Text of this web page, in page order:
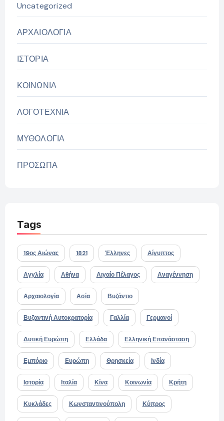
Uncategorized
ΑΡΧΑΙΟΛΟΓΙΑ
ΙΣΤΟΡΙΑ
ΚΟΙΝΩΝΙΑ
ΛΟΓΟΤΕΧΝΙΑ
ΜΥΘΟΛΟΓΙΑ
ΠΡΟΣΩΠΑ
Tags
19ος Αιώνας 1821 Έλληνες Αίγυπτος
Αγγλία Αθήνα Αιγαίο Πέλαγος Αναγέννηση
Αρχαιολογία Ασία Βυζάντιο
Βυζαντινή Αυτοκρατορία Γαλλία Γερμανοί
Δυτική Ευρώπη Ελλάδα Ελληνική Επανάσταση
Εμπόριο Ευρώπη Θρησκεία Ινδία
Ιστορία Ιταλία Κίνα Κοινωνία Κρήτη
Κυκλάδες Κωνσταντινούπολη Κύπρος